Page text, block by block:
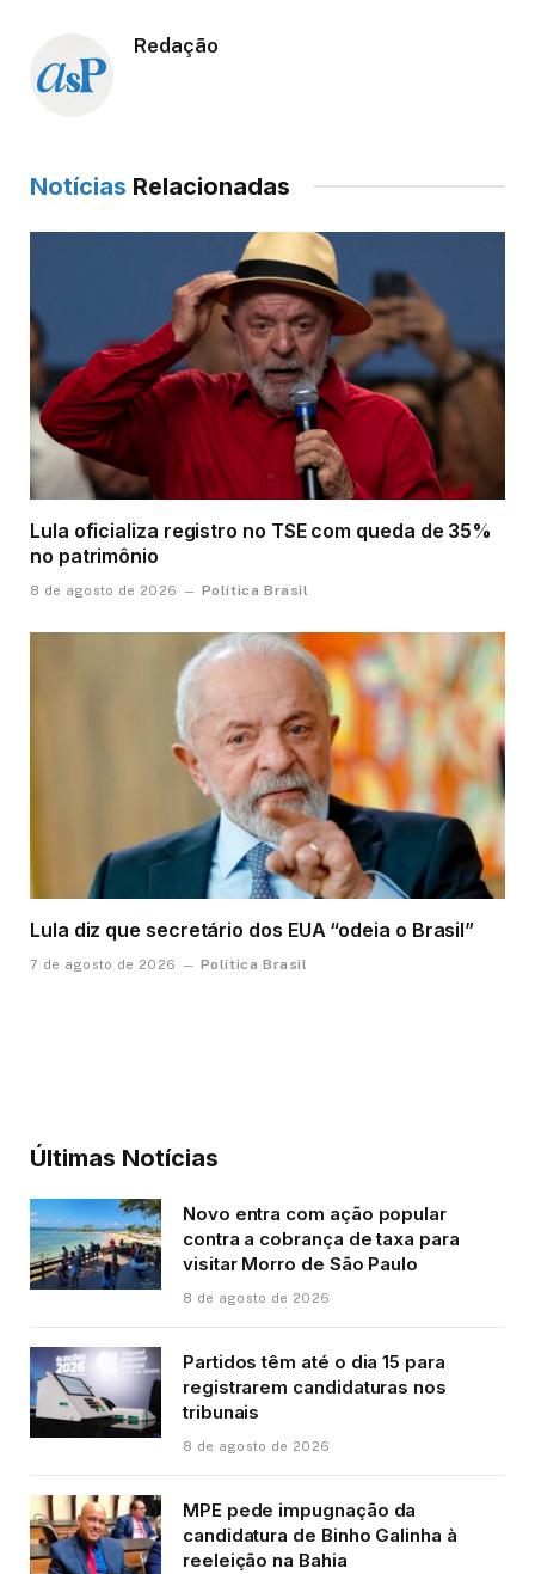
Redação
Notícias Relacionadas
Lula oficializa registro no TSE com queda de 35%
no patrimônio
8 de agosto de 2026 Política Brasil
Lula diz que secretário dos EUA “odeia o Brasil”
7 de agosto de 2026 Política Brasil
Últimas Notícias
Novo entra com ação popular
contra a cobrança de taxa para
visitar Morro de São Paulo
8 de agosto de 2026
Partidos têm até o dia 15 para
registrarem candidaturas nos
tribunais
8 de agosto de 2026
MPE pede impugnação da
candidatura de Binho Galinha à
reeleição na Bahia